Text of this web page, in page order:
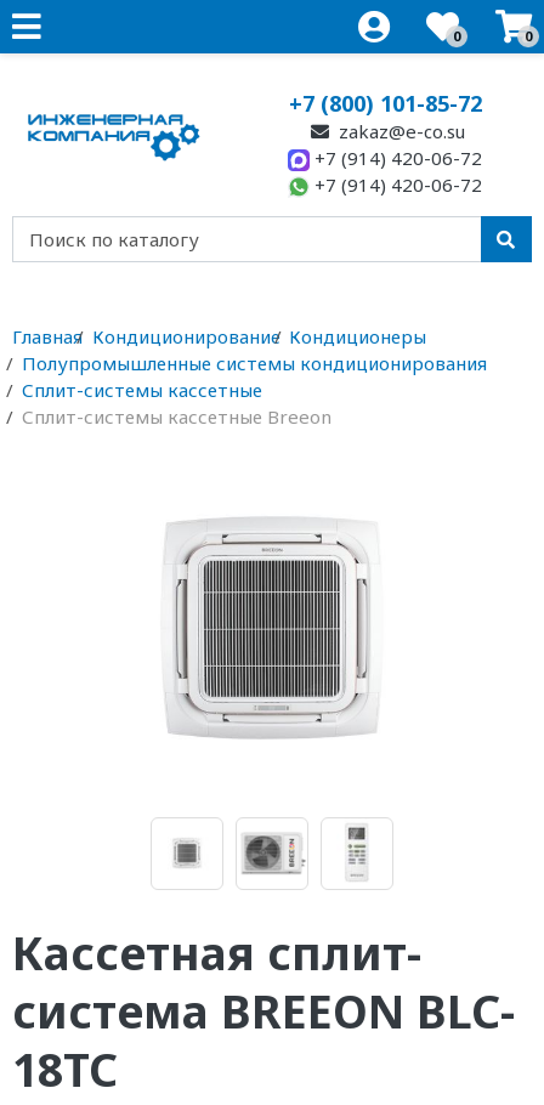
0 0
+7 (800) 101-85-72
zakaz@e-co.su
+7 (914) 420-06-72
+7 (914) 420-06-72
Главная Кондиционирование Кондиционеры
Полупромышленные системы кондиционирования
Сплит-системы кассетные
Сплит-системы кассетные Breeon
Кассетная сплит-
система BREEON BLC-
18ТС